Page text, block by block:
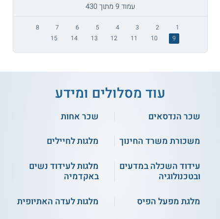
עמוד 9 מתוך 430
1
2
3
4
5
6
7
8
9
10
11
12
13
14
15
עוד מסלולים ומידע
שכר הנדסאים
שכר אחות
משכורת משרד החינוך
מלגות לחיילים
עידוד השכלה במדעים
ובטכנולוגיה
מלגות לעידוד נשים
באקדמיה
מלגת מפעל הפיס
מלגות לעדה האתיופית